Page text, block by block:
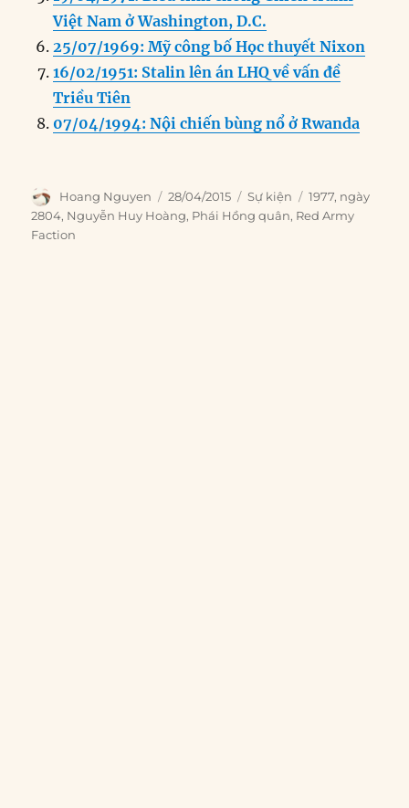
Việt Nam ở Washington, D.C.
25/07/1969: Mỹ công bố Học thuyết Nixon
16/02/1951: Stalin lên án LHQ về vấn đề
Triều Tiên
07/04/1994: Nội chiến bùng nổ ở Rwanda
Author
Hoang Nguyen
Posted
on
28/04/2015 Categories
Sự kiện Tags
1977, ngày
2804, Nguyễn Huy Hoàng, Phái Hồng quân, Red Army
Faction